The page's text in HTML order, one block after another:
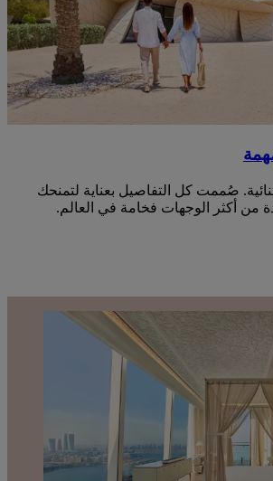
صُممت كل التفاصيل بعناية لتمنحك
من أكثر الوجهات فخامة في العالم.